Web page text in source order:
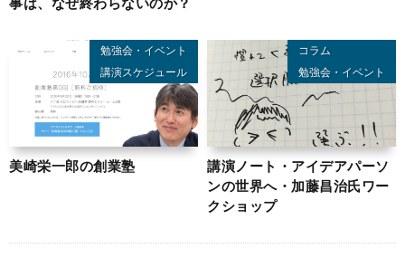
勉強会・イベント
講演スケジュール
美崎栄一郎の創業塾
コラム
勉強会・イベント
講演ノート・アイデアパーソ
ンの世界へ・加藤昌治氏ワー
クショップ